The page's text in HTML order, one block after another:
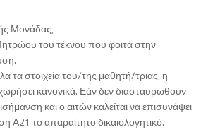
Μονάδας,
του τέκνου που φοιτά στην
τα στοιχεία του/της μαθητή/τριας, η
κανονικά. Εάν δεν διασταυρωθούν
και ο αιτών καλείται να επισυνάψει
Α21 το απαραίτητο δικαιολογητικό.